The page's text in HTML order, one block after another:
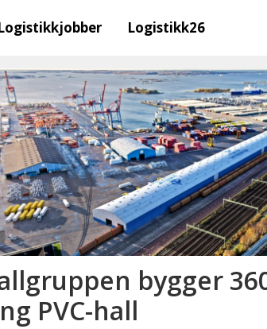
Logistikk26
bygger
PVC-hall